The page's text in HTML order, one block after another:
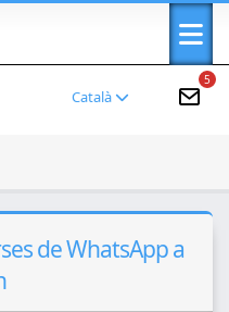
5
Català
de WhatsApp a